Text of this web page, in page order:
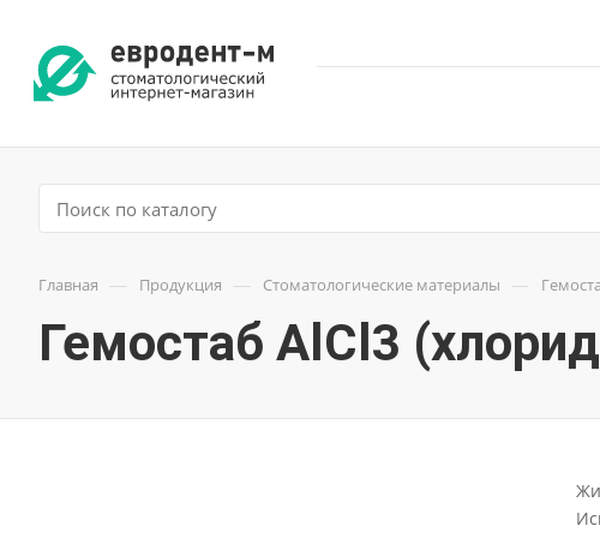
Главная — Продукция — Стоматологические материалы —
Гемостаб АlCl3